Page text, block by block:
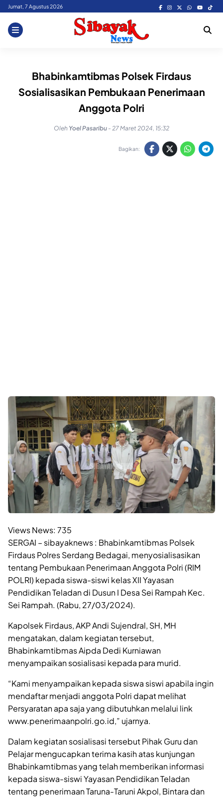
Skip
content
Jumat, 7 Agustus 2026
Bhabinkamtibmas Polsek Firdaus
Sosialisasikan Pembukaan Penerimaan
Anggota Polri
Oleh Yoel Pasaribu - 27 Maret 2024, 15:32
Bagikan:
Views News: 735
SERGAI – sibayaknews : Bhabinkamtibmas Polsek
Firdaus Polres Serdang Bedagai, menyosialisasikan
tentang Pembukaan Penerimaan Anggota Polri (RIM
POLRI) kepada siswa-siswi kelas XII Yayasan
Pendidikan Teladan di Dusun I Desa Sei Rampah Kec.
Sei Rampah. (Rabu, 27/03/2024).
Kapolsek Firdaus, AKP Andi Sujendral, SH, MH
mengatakan, dalam kegiatan tersebut,
Bhabinkamtibmas Aipda Dedi Kurniawan
menyampaikan sosialisasi kepada para murid.
“Kami menyampaikan kepada siswa siswi apabila ingin
mendaftar menjadi anggota Polri dapat melihat
Persyaratan apa saja yang dibutuhkan melalui link
www.penerimaanpolri.go.id,” ujarnya.
Dalam kegiatan sosialisasi tersebut Pihak Guru dan
Pelajar mengucapkan terima kasih atas kunjungan
Bhabinkamtibmas yang telah memberikan informasi
kepada siswa-siswi Yayasan Pendidikan Teladan
tentang penerimaan Taruna-Taruni Akpol, Bintara dan